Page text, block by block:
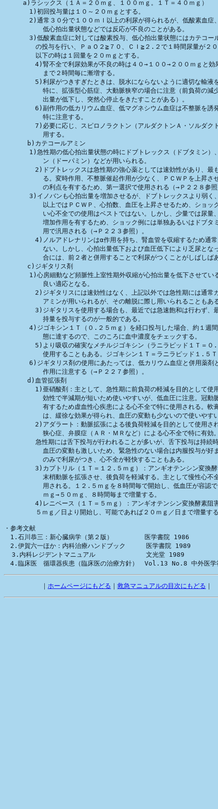
a)ラシックス（１Ａ＝２０ｍｇ、１００ｍｇ。１Ｔ＝４０ｍｇ）
1)初回投与量は１０～２０ｍｇとする。
2)通常３０分で１００ｍｌ以上の利尿が得られるが、低酸素血症
          低心拍出量状態などでは反応が不良のことがある。
3)低酸素血症に対しては酸素投与、低心拍出量状態にはカテコー
の投与を行い、ＰａＯ２≧７０、ＣＩ≧２.２で１時間尿量が２０
以下の時は１回量を２０ｍｇとする。
4)腎不全で利尿効果が不良の時は４０→１００→２００ｍｇと効
          まで２時間毎に漸増する。
5)利尿がつきすぎたときは、脱水にならないように適切な輸液
特に、拡張型心筋症、大動脈狭窄の場合に注意（前負荷の減
          出量が低下し、突然心停止をきたすことがある）。
6)副作用の低カリウム血症、低マグネシウム血症は不整脈を誘
          特に注意する。
7)必要に応じ、スピロノラクトン（アルダクトンＡ・ソルダク
          用する。
      b)カテコールアミン
1)急性期の低心拍出量状態の時にドブトレックス（ドブタミン）
          ン（ドーパミン）などが用いられる。
2)ドブトレックスは急性期の強心薬としては速効性があり、最
る。変時作用、不整脈催起作用が少なく、ＰＣＷＰを上昇さ
の利点を有するため、第一選択で使用される（→Ｐ２２８参
3)イノバンも心拍出量を増加させるが、ドブトレックスより弱く
以上ではＰＣＷＰ、心拍数、血圧を上昇させるため、ショッ
い心不全での使用はベストではない。しかし、少量では尿量
増加作用を有するため、ショック例には単独あるいはドブタ
          用で汎用される（→Ｐ２２３参照）。
4)ノルアドレナリンはα作用を持ち、腎血管を収縮するため通
ない。しかし、心拍出量低下および血圧低下により乏尿とな
合には、前２者と併用することで利尿がつくことがしばし
      c)ジギタリス剤
1)心房細動など頻脈性上室性期外収縮が心拍出量を低下させてい
          良い適応となる。
2)ジギタリスには速効性はなく、上記以外では急性期には通常
アミンが用いられるが、その離脱に際し用いられることもあ
3)ジギタリスを使用する場合も、最近では急速飽和は行わず、
          持量を投与するのが一般的である。
4)ジゴキシン１Ｔ（０.２５ｍｇ）を経口投与した場合、約１週間
          態に達するので、このころに血中濃度をチェックする。
5)より吸収の確実なメチルジゴキシン（ラニラピッド１Ｔ＝０
          使用することもある。ジゴキシン１Ｔ＝ラニラピッド１.５Ｔ
6)ジギタリス剤の使用にあたっては、低カリウム血症と併用薬剤
          作用に注意する（→Ｐ２２７参照）。
      d)血管拡張剤
1)亜硝酸剤：主として、急性期に前負荷の軽減を目的として使
効性で半減期が短いため使いやすいが、低血圧に注意。冠動
有するため虚血性心疾患による心不全で特に使用される。軟
は、緩徐な効果が得られ、血圧の変動も少ないので使いやす
2)アダラート：動脈拡張による後負荷軽減を目的として使用さ
狭心症、弁膜症（ＡＲ・ＭＲなど）による心不全で特に有効
急性期には舌下投与が行われることが多いが、舌下投与は持続時
血圧の変動も激しいため、緊急性のない場合は内服投与が好
          のみで利尿がつき、心不全が軽快することもある。
3)カプトリル（１Ｔ＝１２.５ｍｇ）：アンギオテンシン変換
末梢動脈を拡張させ、後負荷を軽減する。主として慢性心不
用される。１２.５ｍｇを８時間毎で開始し、低血圧が容認
          ｍｇ→５０ｍｇ、８時間毎まで増量する。
4)レニベース（１Ｔ＝５ｍｇ）：アンギオテンシン変換酵素阻
５ｍｇ／日より開始し、可能であれば２０ｍｇ／日まで増量す
・参考文献
1.石川恭三：新心臓病学（第２版）　　　　　医学書院 1986
2.伊賀六一ほか：内科治療ハンドブック 　　 医学書院 1989
  3.内科レジデントマニュアル　　　　　　　　文光堂 1989
｜ ホームページにもどる ｜ 救急マニュアルの目次にもどる ｜